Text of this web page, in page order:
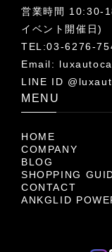
営業時間 10:30-
イベント開催日)
TEL:03-6276-
Email:
LINE ID
MENU
HOME
COMPANY
BLOG
SHOPPING
CONTACT
ANKGLID